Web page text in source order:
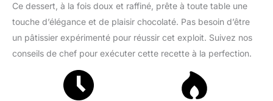
Ce dessert, à la fois doux et raffiné, prête à toute table une
touche d’élégance et de plaisir chocolaté. Pas besoin d’être
un pâtissier expérimenté pour réussir cet exploit. Suivez nos
conseils de chef pour exécuter cette recette à la perfection.